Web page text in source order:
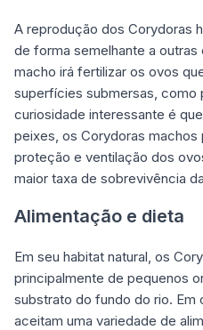
A reprodução dos Corydoras
de forma semelhante a
macho irá fertilizar os ovos
superfícies submersas, como
curiosidade interessante é
peixes, os Corydoras machos
proteção e ventilação dos
maior taxa de sobrevivência
Alimentação e dieta
Em seu habitat natural, os
principalmente de pequenos
substrato do fundo do rio. Em
aceitam uma variedade de